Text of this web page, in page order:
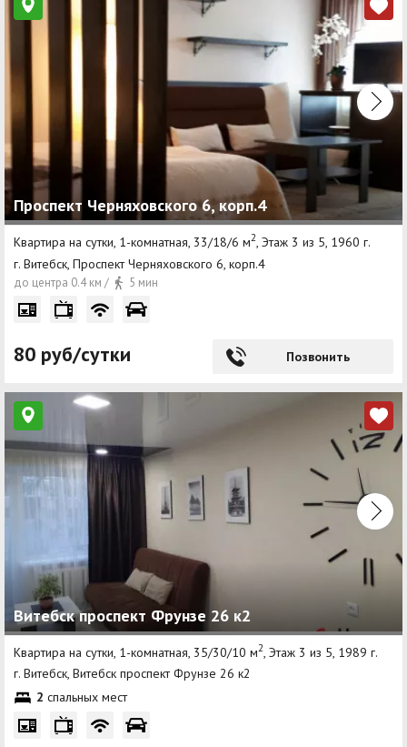
Проспект Черняховского 6, корп.4
Квартира на сутки, 1-комнатная, 33/18/6 м2, Этаж 3 из 5, 1960 г.
г. Витебск, Проспект Черняховского 6, корп.4
до центра 0.4 км / 5 мин
80 руб/сутки Позвонить
Витебск проспект Фрунзе 26 к2
Квартира на сутки, 1-комнатная, 35/30/10 м2 , Этаж 3 из 5, 1989 г.
г. Витебск, Витебск проспект Фрунзе 26 к2
2 спальных мест